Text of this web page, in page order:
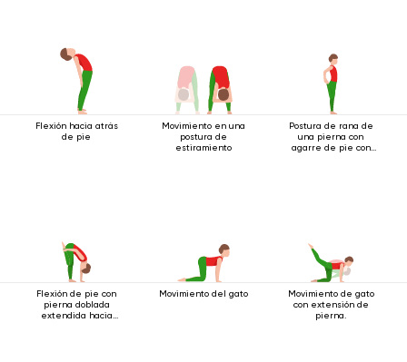
Flexión hacia atrás
de pie
Movimiento en una
postura de
estiramiento
Postura de rana de
una pierna con
agarre de pie con
Flexión de pie con
pierna doblada
extendida hacia
Movimiento del gato
Movimiento de gato
con extensión de
pierna.